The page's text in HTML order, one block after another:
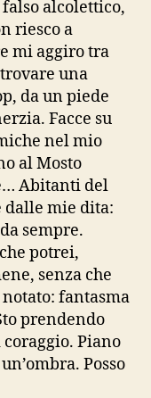
alcolettico,
riesco a
mi aggiro tra
una
da un piede
Facce su
nel mio
al Mosto
Abitanti del
dalle mie dita:
sempre.
potrei,
senza che
fantasma
prendendo
Piano
Posso